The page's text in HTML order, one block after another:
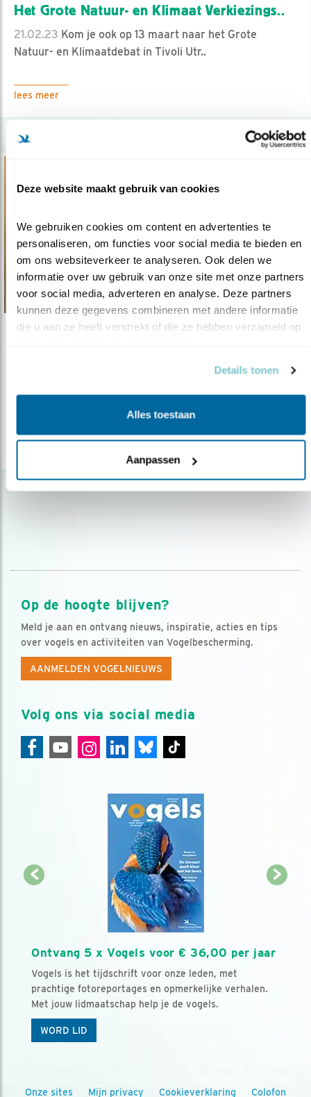
Deze website maakt gebruik van cookies
We gebruiken cookies om content en advertenties te
personaliseren, om functies voor social media te bieden en
om ons websiteverkeer te analyseren. Ook delen we
informatie over uw gebruik van onze site met onze partners
voor social media, adverteren en analyse. Deze partners
kunnen deze gegevens combineren met andere informatie
die u aan ze heeft verstrekt of die ze hebben verzameld op
Details tonen
Alles toestaan
Aanpassen
Het Grote Natuur- en Klimaat Verkiezings..
21.02.23 Kom je ook op 13 maart naar het Grote
Natuur- en Klimaatdebat in Tivoli Utr..
lees meer
Verkiezingen in 2023 gaan ook over vogel..
Op de hoogte blijven?
Meld je aan en ontvang nieuws, inspiratie, acties en tips
over vogels en activiteiten van Vogelbescherming.
AANMELDEN VOGELNIEUWS
Volg ons via social media
Ontvang 5 x Vogels voor € 36,00 per jaar
Vogels is het tijdschrift voor onze leden, met
prachtige fotoreportages en opmerkelijke verhalen.
Met jouw lidmaatschap help je de vogels.
WORD LID
Onze sites Mijn privacy Cookieverklaring Colofon